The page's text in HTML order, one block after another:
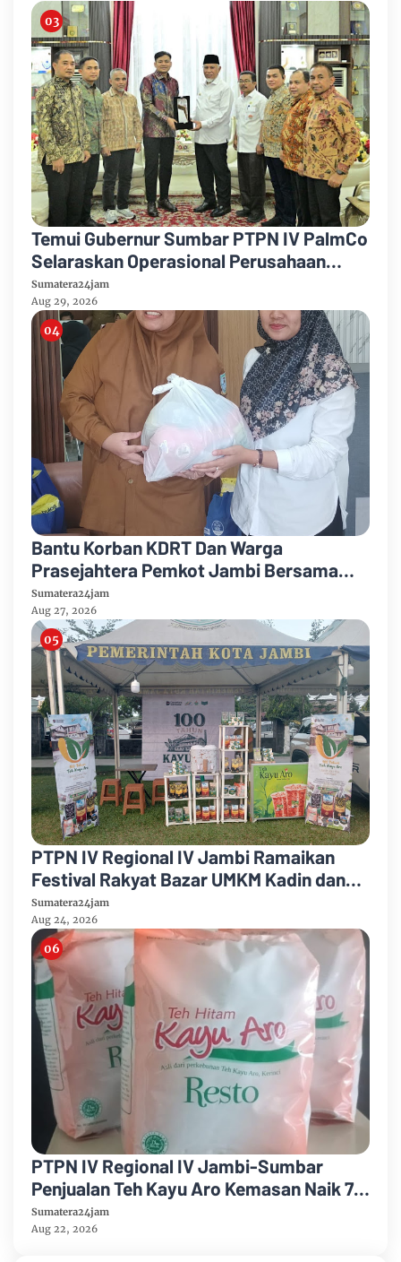
Temui Gubernur Sumbar PTPN IV PalmCo
Selaraskan Operasional Perusahaan
Dengan Pembangunan Daerah
Sumatera24jam
Aug 29, 2026
Bantu Korban KDRT Dan Warga
Prasejahtera Pemkot Jambi Bersama
PTPN IV Regional IV Salurkan Paket
Sembako
Sumatera24jam
Aug 27, 2026
PTPN IV Regional IV Jambi Ramaikan
Festival Rakyat Bazar UMKM Kadin dan
Korem 042/Garuda Putih
Sumatera24jam
Aug 24, 2026
PTPN IV Regional IV Jambi-Sumbar
Penjualan Teh Kayu Aro Kemasan Naik 7
Persen Semester Pertama Tahun 2026
Sumatera24jam
Aug 22, 2026